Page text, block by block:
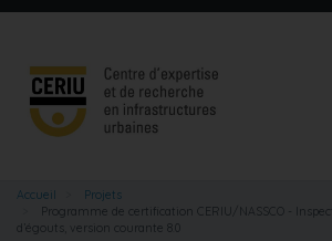
Aller
principal
Accueil
Projets
Programme de certification CERIU/NASSCO -
d’égouts, version courante 8.0